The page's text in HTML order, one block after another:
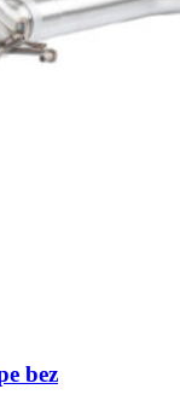
bez